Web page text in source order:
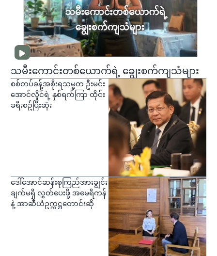
သမီးကောင်းတစ်ယောက်ရဲ့ ချွေးစက်ကျသံများ
စစ်တပ်ခန့်အစိုးရသမ္မတ ဦးမင်း
အောင်လှိုင်ရဲ့ နှစ်ရက်ကြာ ထိုင်း
ခရီးစဥ်ပြီးဆုံး
ဒေါ်အောင်ဆန်းစုကြည်အားချွင်း
ချက်မရှိ လွှတ်ပေးဖို့ အမေရိကန်
နဲ့ အာဆီယံဥက္ကဋ္ဌတောင်းဆို